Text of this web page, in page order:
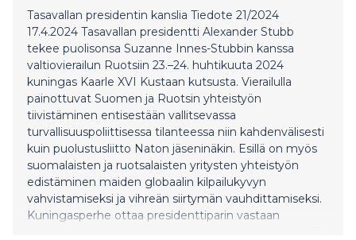
Tasavallan presidentin kanslia Tiedote 21/2024
17.4.2024 Tasavallan presidentti Alexander Stubb
tekee puolisonsa Suzanne Innes-Stubbin kanssa
valtiovierailun Ruotsiin 23.–24. huhtikuuta 2024
kuningas Kaarle XVI Kustaan kutsusta. Vierailulla
painottuvat Suomen ja Ruotsin yhteistyön
tiivistäminen entisestään vallitsevassa
turvallisuuspoliittisessa tilanteessa niin kahdenvälisesti
kuin puolustusliitto Naton jäseninäkin. Esillä on myös
suomalaisten ja ruotsalaisten yritysten yhteistyön
edistäminen maiden globaalin kilpailukyvyn
vahvistamiseksi ja vihreän siirtymän vauhdittamiseksi.
Kuningasperhe ottaa presidenttiparin vastaan